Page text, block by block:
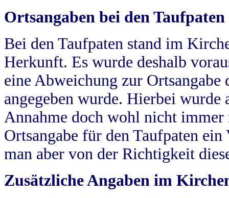
Ortsangaben bei den Taufpaten
Bei den Taufpaten stand im
Herkunft. Es wurde deshalb
eine Abweichung zur
angegeben wurde. Hierbei wurde
Annahme doch wohl nicht
Ortsangabe für den Taufpaten
man aber von der Richtigkeit
Zusätzliche Angaben im